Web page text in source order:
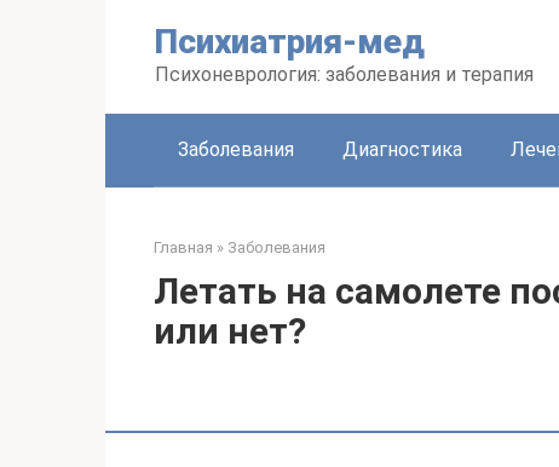
Психиатрия-мед
Психоневрология: заболевания и терапия
Заболевания Диагностика
Главная » Заболевания
Летать на самолете
или нет?